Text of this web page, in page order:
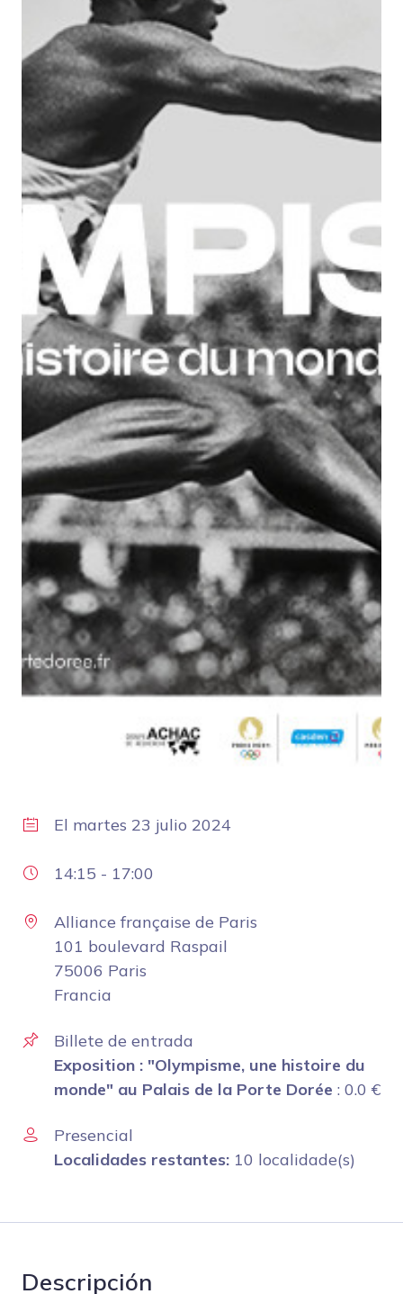
El martes 23 julio 2024
14:15 - 17:00
Alliance française de Paris
101 boulevard Raspail
75006 Paris
Francia
Billete de entrada
Exposition : "Olympisme, une histoire du
monde" au Palais de la Porte Dorée : 0.0 €
Presencial
Localidades restantes: 10 localidade(s)
Descripción